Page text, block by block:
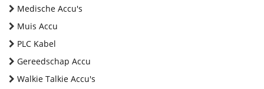
Medische Accu's
Muis Accu
PLC Kabel
Gereedschap Accu
Walkie Talkie Accu's